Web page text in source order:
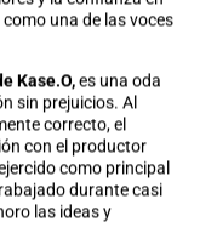
una de las voces
Kase.O,es una oda
sin prejuicios. Al
correcto, el
con el productor
como principal
durante casi
las ideas y